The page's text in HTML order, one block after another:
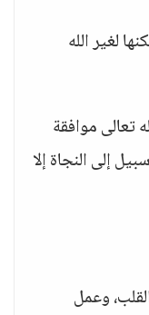
لغير الله
تعالى موافقة
إلى النجاة إلا
وعمل